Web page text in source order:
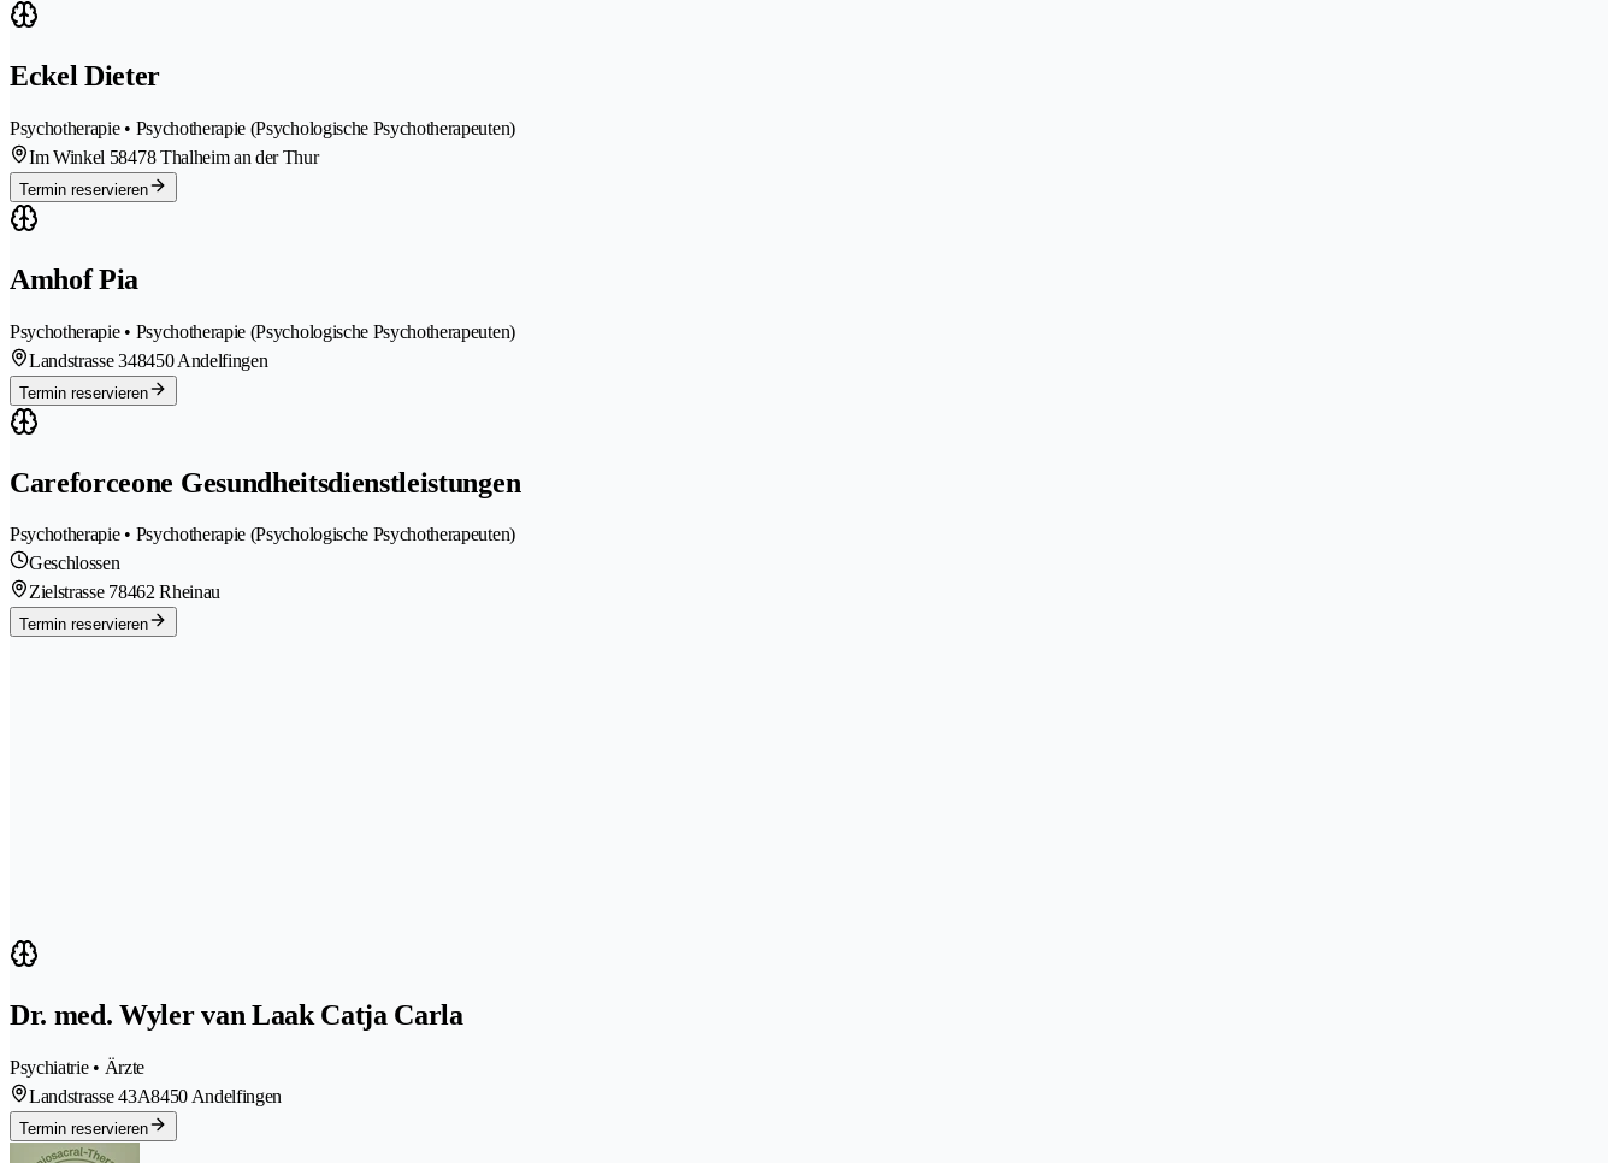
Eckel Dieter
Psychotherapie • Psychotherapie (Psychologische Psychotherapeuten)
Im Winkel 58478 Thalheim an der Thur
Termin reservieren
Amhof Pia
Psychotherapie • Psychotherapie (Psychologische Psychotherapeuten)
Landstrasse 348450 Andelfingen
Termin reservieren
Careforceone Gesundheitsdienstleistungen
Psychotherapie • Psychotherapie (Psychologische Psychotherapeuten)
Geschlossen
Zielstrasse 78462 Rheinau
Termin reservieren
Dr. med. Wyler van Laak Catja Carla
Psychiatrie • Ärzte
Landstrasse 43A8450 Andelfingen
Termin reservieren